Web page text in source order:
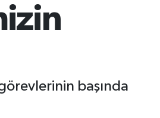
başında